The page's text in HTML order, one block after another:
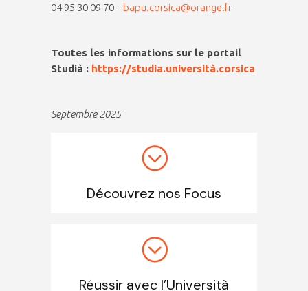
04 95 30 09 70 –bapu.corsica@orange.fr
Toutes les informations sur le portail
Studià : https://studia.università.corsica
Septembre 2025
Découvrez nos Focus
Réussir avec l’Università